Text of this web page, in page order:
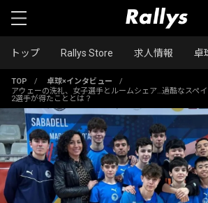
トップ Rallys Store 求人情報 卓
TOP / 卓球×インタビュー
/
アウェーの洗礼、女子選手とルームシェア…過酷なスペ
2選手が得たこととは？